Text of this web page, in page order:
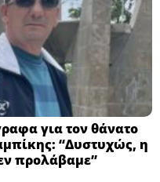
για τον θάνατο
“Δυστυχώς, η
προλάβαμε”